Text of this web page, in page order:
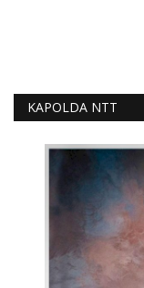
KAPOLDA NTT